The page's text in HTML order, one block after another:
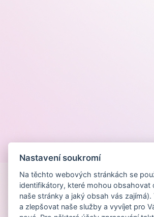
Nastavení soukromí
Na těchto webových stránkách se
identifikátory, které mohou obsahovat
naše stránky a jaký obsah vás
a zlepšovat naše služby a vyvíjet pro